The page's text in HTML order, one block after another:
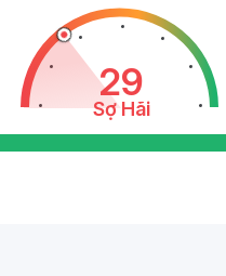
29
Sợ Hãi